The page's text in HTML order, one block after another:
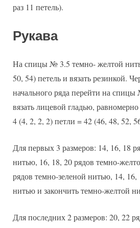
раз 11 петель).
Рукава
На спицы № 3.5 темно- желтой
50, 54) петель и вязать резинкой.
начального ряда перейти на
вязать лицевой гладью,
4 (4, 2, 2, 2) петли = 42 (46, 48, 52,
Для первых 3 размеров: 14, 16, 18
нитью, 16, 18, 20 рядов темно-
рядов темно-зеленой нитью, 14, 16,
нитью и закончить темно-желтой
Для последних 2 размеров: 20, 22